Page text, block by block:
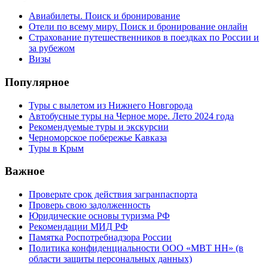
Авиабилеты. Поиск и бронирование
Отели по всему миру. Поиск и бронирование онлайн
Страхование путешественников в поездках по России и
за рубежом
Визы
Популярное
Туры с вылетом из Нижнего Новгорода
Автобусные туры на Черное море. Лето 2024 года
Рекомендуемые туры и экскурсии
Черноморское побережье Кавказа
Туры в Крым
Важное
Проверьте срок действия загранпаспорта
Проверь свою задолженность
Юридические основы туризма РФ
Рекомендации МИД РФ
Памятка Роспотребнадзора России
Политика конфиденциальности ООО «МВТ НН» (в
области защиты персональных данных)